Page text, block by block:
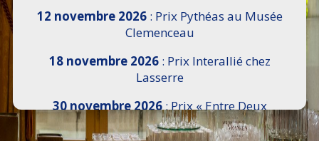
12 novembre 2026: Prix Pythéas au Musée
Clemenceau
18 novembre 2026: Prix Interallié chez
Lasserre
30 novembre 2026: Prix « Entre Deux
Rives » I Scemi Astutti au Sénat